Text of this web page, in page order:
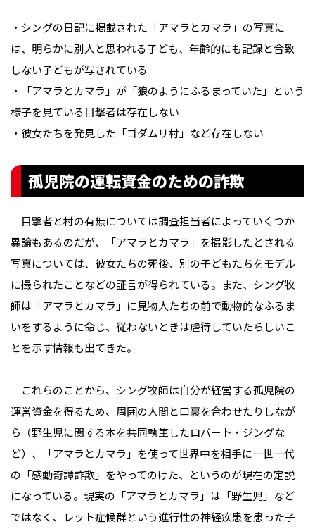
・シングの日記に掲載された「アマラとカマラ」の写真に
は、明らかに別人と思われる子ども、年齢的にも記録と合致
しない子どもが写されている
・「アマラとカマラ」が「狼のようにふるまっていた」という
様子を見ている目撃者は存在しない
・彼女たちを発見した「ゴダムリ村」など存在しない
孤児院の運転資金のための詐欺
目撃者と村の有無については調査担当者によっていくつか
異論もあるのだが、「アマラとカマラ」を撮影したとされる
写真については、彼女たちの死後、別の子どもたちをモデル
に撮られたことなどの証言が得られている。また、シング牧
師は「アマラとカマラ」に見物人たちの前で動物的なふるま
いをするように命じ、従わないときは虐待していたらしいこ
とを示す情報も出てきた。
これらのことから、シング牧師は自分が経営する孤児院の
運営資金を得るため、周囲の人間と口裏を合わせたりしなが
ら（野生児に関する本を共同執筆したロバート・ジングな
ど）、「アマラとカマラ」を使って世界中を相手に一世一代
の「感動奇譚詐欺」をやってのけた、というのが現在の定説
になっている。現実の「アマラとカマラ」は「野生児」など
ではなく、レット症候群という進行性の神経疾患を患った子